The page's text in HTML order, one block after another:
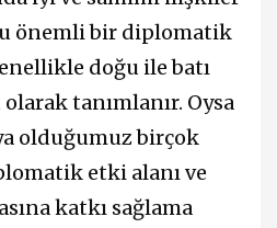
önemli bir diplomatik
doğu ile batı
tanımlanır. Oysa
olduğumuz birçok
etki alanı ve
katkı sağlama